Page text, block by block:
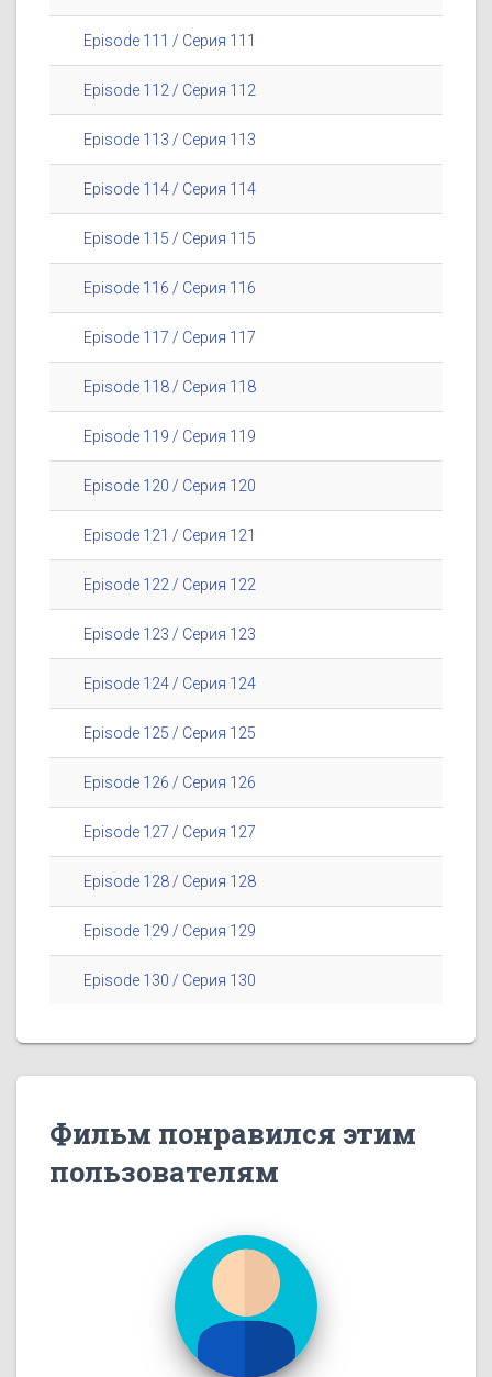
Episode 111 / Серия 111
Episode 112 / Серия 112
Episode 113 / Серия 113
Episode 114 / Серия 114
Episode 115 / Серия 115
Episode 116 / Серия 116
Episode 117 / Серия 117
Episode 118 / Серия 118
Episode 119 / Серия 119
Episode 120 / Серия 120
Episode 121 / Серия 121
Episode 122 / Серия 122
Episode 123 / Серия 123
Episode 124 / Серия 124
Episode 125 / Серия 125
Episode 126 / Серия 126
Episode 127 / Серия 127
Episode 128 / Серия 128
Episode 129 / Серия 129
Episode 130 / Серия 130
Фильм понравился этим
пользователям